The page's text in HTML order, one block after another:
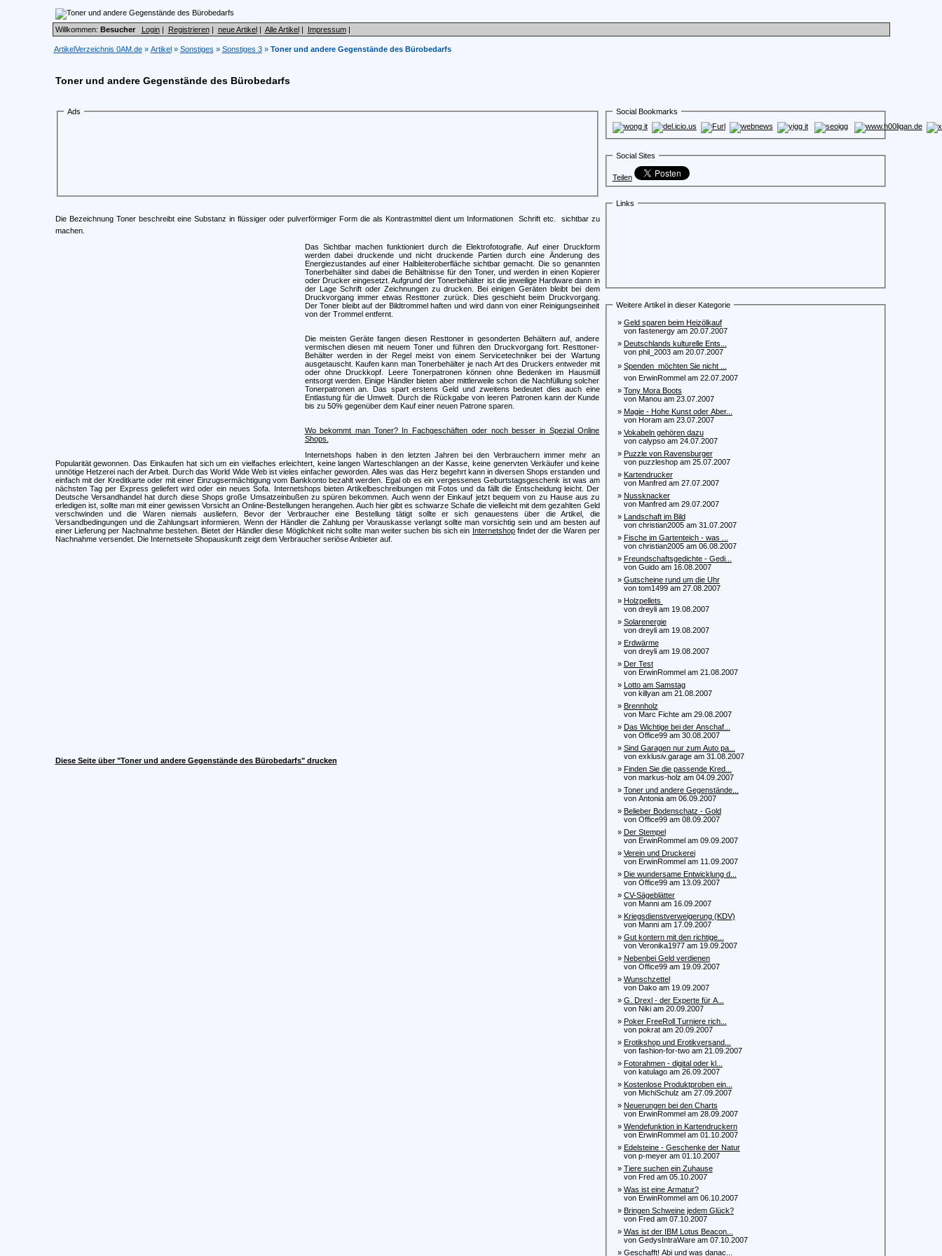
Willkommen: Besucher Login| Registrieren| neue Artikel| Alle Artikel| Impressum|
ArtikelVerzeichnis 0AM.de» Artikel» Sonstiges » Sonstiges 3» Toner und andere Gegenstände des Bürobedarfs
Toner und andere Gegenstände des Bürobedarfs
Ads
Die Bezeichnung Toner beschreibt eine Substanz in flüssiger oder pulverförmiger Form die als Kontrastmittel dient um Informationen  Schrift etc.  sichtbar zu
machen.
Das Sichtbar machen funktioniert durch die Elektrofotografie. Auf einer Druckform
werden dabei druckende und nicht druckende Partien durch eine Änderung des
Energiezustandes auf einer Halbleiteroberfläche sichtbar gemacht. Die so genannten
Tonerbehälter sind dabei die Behältnisse für den Toner, und werden in einen Kopierer
oder Drucker eingesetzt. Aufgrund der Tonerbehälter ist die jeweilige Hardware dann in
der Lage Schrift oder Zeichnungen zu drucken. Bei einigen Geräten bleibt bei dem
Druckvorgang immer etwas Resttoner zurück. Dies geschieht beim Druckvorgang.
Der Toner bleibt auf der Bildtrommel haften und wird dann von einer Reinigungseinheit
von der Trommel entfernt.
Die meisten Geräte fangen diesen Resttoner in gesonderten Behältern auf, andere
vermischen diesen mit neuem Toner und führen den Druckvorgang fort. Resttoner-
Behälter werden in der Regel meist von einem Servicetechniker bei der Wartung
ausgetauscht. Kaufen kann man Tonerbehälter je nach Art des Druckers entweder mit
oder ohne Druckkopf. Leere Tonerpatronen können ohne Bedenken im Hausmüll
entsorgt werden. Einige Händler bieten aber mittlerweile schon die Nachfüllung solcher
Tonerpatronen an. Das spart erstens Geld und zweitens bedeutet dies auch eine
Entlastung für die Umwelt. Durch die Rückgabe von leeren Patronen kann der Kunde
bis zu 50% gegenüber dem Kauf einer neuen Patrone sparen.
Wo bekommt man Toner? In Fachgeschäften oder noch besser in Spezial Online
Shops.
Internetshops haben in den letzten Jahren bei den Verbrauchern immer mehr an
Popularität gewonnen. Das Einkaufen hat sich um ein vielfaches erleichtert, keine langen Warteschlangen an der Kasse, keine genervten Verkäufer und keine
unnötige Hetzerei nach der Arbeit. Durch das World Wide Web ist vieles einfacher geworden. Alles was das Herz begehrt kann in diversen Shops erstanden und
einfach mit der Kreditkarte oder mit einer Einzugsermächtigung vom Bankkonto bezahlt werden. Egal ob es ein vergessenes Geburtstagsgeschenk ist was am
nächsten Tag per Express geliefert wird oder ein neues Sofa. Internetshops bieten Artikelbeschreibungen mit Fotos und da fällt die Entscheidung leicht. Der
Deutsche Versandhandel hat durch diese Shops große Umsatzeinbußen zu spüren bekommen. Auch wenn der Einkauf jetzt bequem von zu Hause aus zu
erledigen ist, sollte man mit einer gewissen Vorsicht an Online-Bestellungen herangehen. Auch hier gibt es schwarze Schafe die vielleicht mit dem gezahlten Geld
verschwinden und die Waren niemals ausliefern. Bevor der Verbraucher eine Bestellung tätigt sollte er sich genauestens über die Artikel, die
Versandbedingungen und die Zahlungsart informieren. Wenn der Händler die Zahlung per Vorauskasse verlangt sollte man vorsichtig sein und am besten auf
einer Lieferung per Nachnahme bestehen. Bietet der Händler diese Möglichkeit nicht sollte man weiter suchen bis sich ein Internetshopfindet der die Waren per
Nachnahme versendet. Die Internetseite Shopauskunft zeigt dem Verbraucher seriöse Anbieter auf.
Diese Seite über "Toner und andere Gegenstände des Bürobedarfs" drucken
Social Bookmarks
Social Sites
Teilen
Links
Weitere Artikel in dieser Kategorie
» Geld sparen beim Heizölkauf
von fastenergy am 20.07.2007
» Deutschlands kulturelle Ents...
von phil_2003 am 20.07.2007
» Spenden  möchten Sie nicht ...
von ErwinRommel am 22.07.2007
» Tony Mora Boots
von Manou am 23.07.2007
» Magie - Hohe Kunst oder Aber...
von Horam am 23.07.2007
» Vokabeln gehören dazu
von calypso am 24.07.2007
» Puzzle von Ravensburger
von puzzleshop am 25.07.2007
» Kartendrucker
von Manfred am 27.07.2007
» Nussknacker
von Manfred am 29.07.2007
» Landschaft im Bild
von christian2005 am 31.07.2007
» Fische im Gartenteich - was ...
von christian2005 am 06.08.2007
» Freundschaftsgedichte - Gedi...
von Guido am 16.08.2007
» Gutscheine rund um die Uhr
von tom1499 am 27.08.2007
» Holzpellets
von dreyli am 19.08.2007
» Solarenergie
von dreyli am 19.08.2007
» Erdwärme
von dreyli am 19.08.2007
» Der Test
von ErwinRommel am 21.08.2007
» Lotto am Samstag
von killyan am 21.08.2007
» Brennholz
von Marc Fichte am 29.08.2007
» Das Wichtige bei der Anschaf...
von Office99 am 30.08.2007
» Sind Garagen nur zum Auto pa...
von exklusiv.garage am 31.08.2007
» Finden Sie die passende Kred...
von markus-holz am 04.09.2007
» Toner und andere Gegenstände...
von Antonia am 06.09.2007
» Belieber Bodenschatz - Gold
von Office99 am 08.09.2007
» Der Stempel
von ErwinRommel am 09.09.2007
» Verein und Druckerei
von ErwinRommel am 11.09.2007
» Die wundersame Entwicklung d...
von Office99 am 13.09.2007
» CV-Sägeblätter
von Manni am 16.09.2007
» Kriegsdienstverweigerung (KDV)
von Manni am 17.09.2007
» Gut kontern mit den richtige...
von Veronika1977 am 19.09.2007
» Nebenbei Geld verdienen
von Office99 am 19.09.2007
» Wunschzettel
von Dako am 19.09.2007
» G. Drexl - der Experte für A...
von Niki am 20.09.2007
» Poker FreeRoll Turniere rich...
von pokrat am 20.09.2007
» Erotikshop und Erotikversand...
von fashion-for-two am 21.09.2007
» Fotorahmen - digital oder kl...
von katulago am 26.09.2007
» Kostenlose Produktproben ein...
von MichiSchulz am 27.09.2007
» Neuerungen bei den Charts
von ErwinRommel am 28.09.2007
» Wendefunktion in Kartendruckern
von ErwinRommel am 01.10.2007
» Edelsteine - Geschenke der Natur
von p-meyer am 01.10.2007
» Tiere suchen ein Zuhause
von Fred am 05.10.2007
» Was ist eine Armatur?
von ErwinRommel am 06.10.2007
» Bringen Schweine jedem Glück?
von Fred am 07.10.2007
» Was ist der IBM Lotus Beacon...
von GedysIntraWare am 07.10.2007
» Geschafft! Abi und was danac...